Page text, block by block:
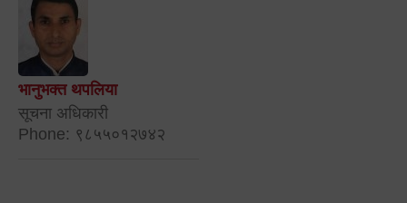
भानुभक्त थपलिया
सूचना अधिकारी
Phone: ९८५५०१२७४२